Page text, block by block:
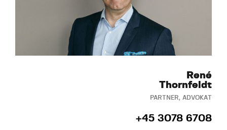
René
Thornfeldt
PARTNER, ADVOKAT
+45 3078 6708